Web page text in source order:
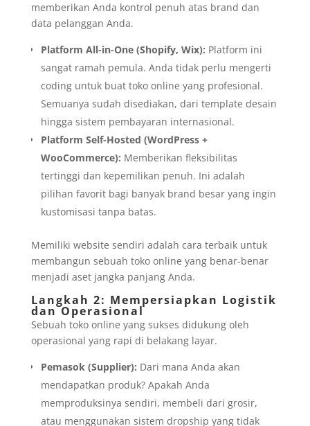
memberikan Anda kontrol penuh atas brand dan
data pelanggan Anda.
Platform All-in-One (Shopify, Wix): Platform ini
sangat ramah pemula. Anda tidak perlu mengerti
coding untuk buat toko online yang profesional.
Semuanya sudah disediakan, dari template desain
hingga sistem pembayaran internasional.
Platform Self-Hosted (WordPress +
WooCommerce): Memberikan fleksibilitas
tertinggi dan kepemilikan penuh. Ini adalah
pilihan favorit bagi banyak brand besar yang ingin
kustomisasi tanpa batas.
Memiliki website sendiri adalah cara terbaik untuk
membangun sebuah toko online yang benar-benar
menjadi aset jangka panjang Anda.
Langkah 2: Mempersiapkan Logistik
dan Operasional
Sebuah toko online yang sukses didukung oleh
operasional yang rapi di belakang layar.
Pemasok (Supplier): Dari mana Anda akan
mendapatkan produk? Apakah Anda
memproduksinya sendiri, membeli dari grosir,
atau menggunakan sistem dropship yang tidak